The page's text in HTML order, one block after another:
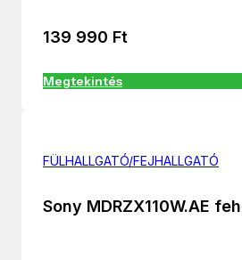
139 990 Ft
Megtekintés
FÜLHALLGATÓ/FEJHALLGATÓ
Sony MDRZX110W.AE